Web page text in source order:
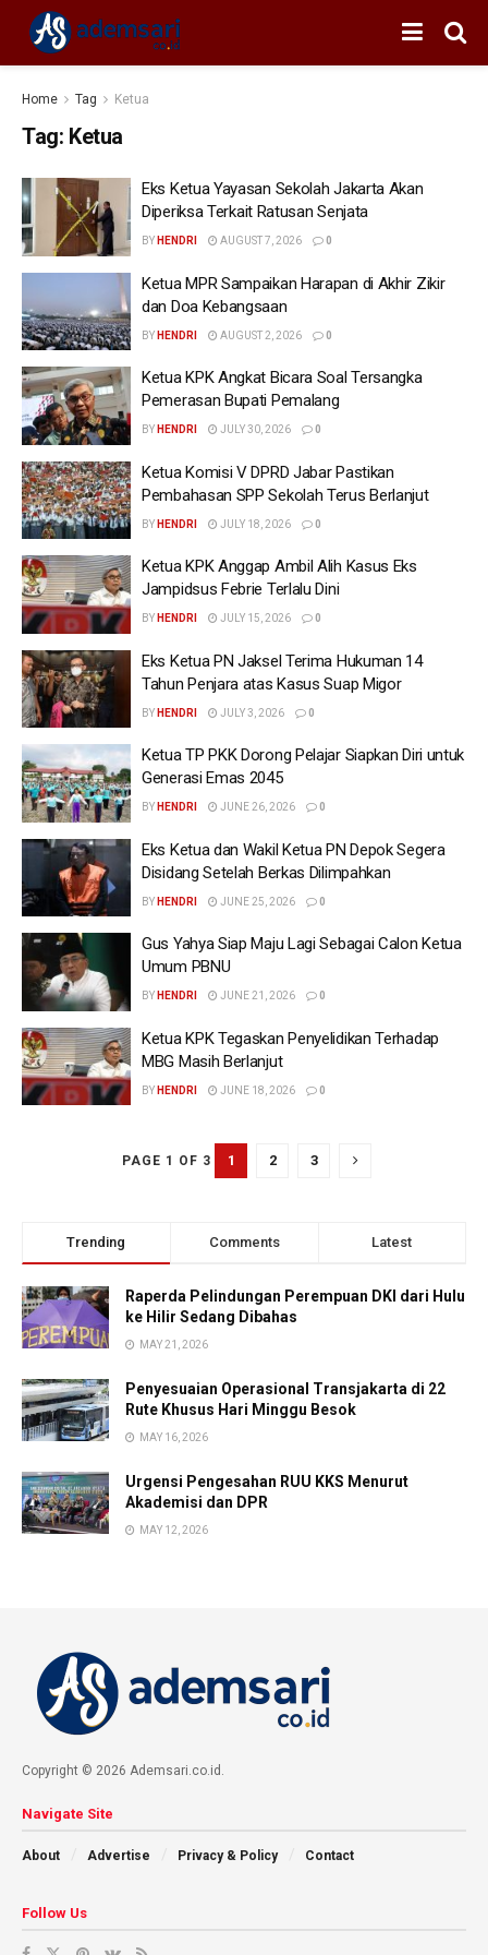
Home Tag Ketua
Tag: Ketua
Eks Ketua Yayasan Sekolah Jakarta Akan
Diperiksa Terkait Ratusan Senjata
BY HENDRI AUGUST 7, 2026 0
Ketua MPR Sampaikan Harapan di Akhir Zikir
dan Doa Kebangsaan
BY HENDRI AUGUST 2, 2026 0
Ketua KPK Angkat Bicara Soal Tersangka
Pemerasan Bupati Pemalang
BY HENDRI JULY 30, 2026 0
Ketua Komisi V DPRD Jabar Pastikan
Pembahasan SPP Sekolah Terus Berlanjut
BY HENDRI JULY 18, 2026 0
Ketua KPK Anggap Ambil Alih Kasus Eks
Jampidsus Febrie Terlalu Dini
BY HENDRI JULY 15, 2026 0
Eks Ketua PN Jaksel Terima Hukuman 14
Tahun Penjara atas Kasus Suap Migor
BY HENDRI JULY 3, 2026 0
Ketua TP PKK Dorong Pelajar Siapkan Diri untuk
Generasi Emas 2045
BY HENDRI JUNE 26, 2026 0
Eks Ketua dan Wakil Ketua PN Depok Segera
Disidang Setelah Berkas Dilimpahkan
BY HENDRI JUNE 25, 2026 0
Gus Yahya Siap Maju Lagi Sebagai Calon Ketua
Umum PBNU
BY HENDRI JUNE 21, 2026 0
Ketua KPK Tegaskan Penyelidikan Terhadap
MBG Masih Berlanjut
BY HENDRI JUNE 18, 2026 0
PAGE 1 OF 3 1 2 3
Trending Comments Latest
Raperda Pelindungan Perempuan DKI dari Hulu
ke Hilir Sedang Dibahas
MAY 21, 2026
Penyesuaian Operasional Transjakarta di 22
Rute Khusus Hari Minggu Besok
MAY 16, 2026
Urgensi Pengesahan RUU KKS Menurut
Akademisi dan DPR
MAY 12, 2026
Copyright © 2026 Ademsari.co.id.
Navigate Site
About Advertise Privacy & Policy Contact
Follow Us